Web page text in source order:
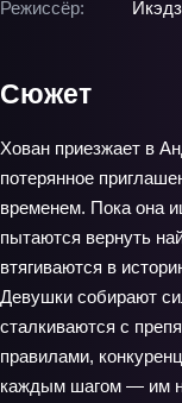
Режиссёр:
Сюжет
Хован приезжает в
потерянное
временем. Пока она
пытаются вернуть
втягиваются в
Девушки собирают
сталкиваются с
правилами,
каждым шагом — им